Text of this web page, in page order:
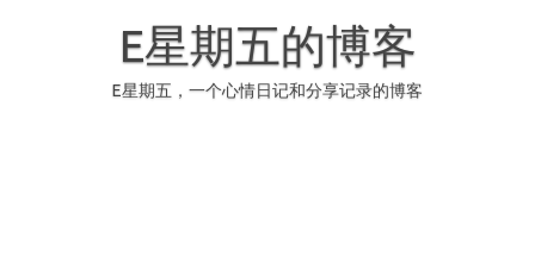
E星期五的博客
E星期五，一个心情日记和分享记录的博客